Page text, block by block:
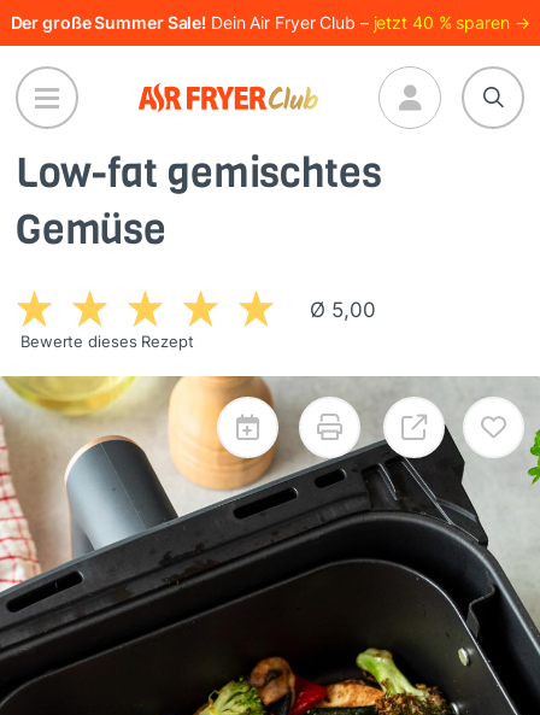
Direkt
zum
Inhalt
Der große Summer Sale! Dein Air Fryer Club – jetzt 40 % sparen →
Low-fat gemischtes
Gemüse
Ø 5,00
Bewerte dieses Rezept